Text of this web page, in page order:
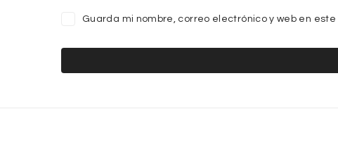
Guarda mi nombre, correo electrónico y web en